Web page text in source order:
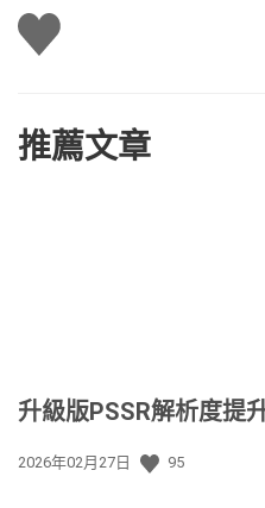
讚
推薦文章
升級版PSSR解析度提
發
2026年02月27日 95